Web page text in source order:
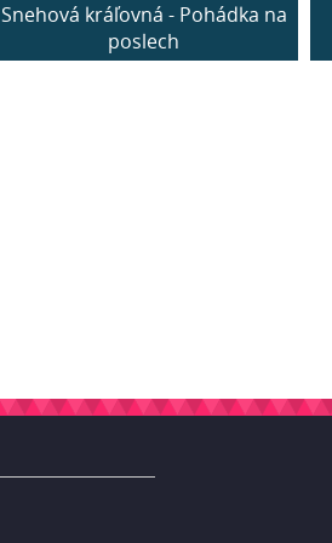
Snehová kráľovná - Pohádka na
poslech